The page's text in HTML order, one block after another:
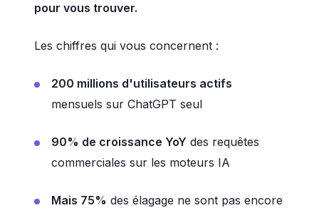
pour vous trouver.
Les chiffres qui vous concernent :
200 millions d'utilisateurs actifs
mensuels sur ChatGPT seul
90% de croissance YoY des requêtes
commerciales sur les moteurs IA
Mais 75% des élagage ne sont pas encore